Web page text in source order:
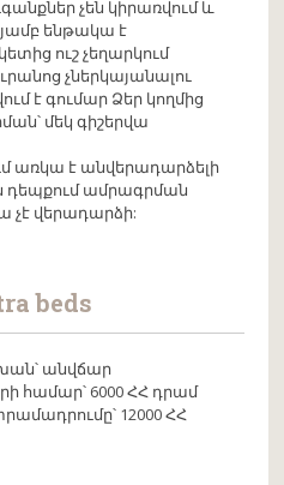
չեն կիրառվում և
ենթակա է
ուշ չեղարկում
չներկայանալու
է գումար Ձեր կողմից
մեկ գիշերվա
առկա է անվերադարձելի
դեպքում ամրագրման
չէ վերադարձի:
beds
անվճար
համար՝ 6000 ՀՀ դրամ
12000 ՀՀ